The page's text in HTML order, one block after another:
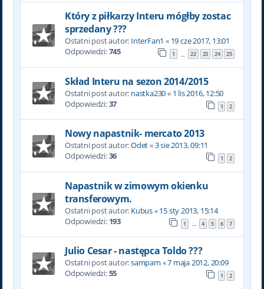
Który z piłkarzy Interu mógłby zostac
sprzedany ???
Ostatni post autor: InterFan1 « 19 cze 2017, 13:01
Odpowiedzi:745 1 … 22 23 24 25
Skład Interu na sezon 2014/2015
Ostatni post autor: nastka230« 1 lis 2016, 12:50
Odpowiedzi:37 1 2
Nowy napastnik- mercato 2013
Ostatni post autor:Odet«3 sie 2013, 09:11
Odpowiedzi:36 1 2
Napastnik w zimowym okienku
transferowym.
Ostatni post autor: Kubus«15 sty 2013, 15:14
Odpowiedzi: 193 1 … 4 5 6 7
Julio Cesar - następca Toldo ???
Ostatni post autor:sampam «7 maja 2012, 20:09
Odpowiedzi:55 1 2